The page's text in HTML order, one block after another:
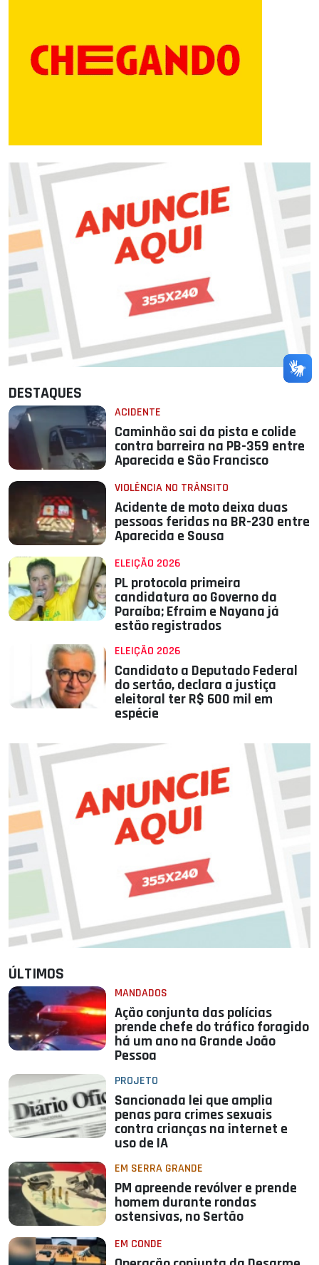
DESTAQUES
ACIDENTE
Caminhão sai da pista e colide
contra barreira na PB-359 entre
Aparecida e São Francisco
VIOLÊNCIA NO TRÂNSITO
Acidente de moto deixa duas
pessoas feridas na BR-230 entre
Aparecida e Sousa
ELEIÇÃO 2026
PL protocola primeira
candidatura ao Governo da
Paraíba; Efraim e Nayana já
estão registrados
ELEIÇÃO 2026
Candidato a Deputado Federal
do sertão, declara a justiça
eleitoral ter R$ 600 mil em
espécie
ÚLTIMOS
MANDADOS
Ação conjunta das polícias
prende chefe do tráfico foragido
há um ano na Grande João
Pessoa
PROJETO
Sancionada lei que amplia
penas para crimes sexuais
contra crianças na internet e
uso de IA
EM SERRA GRANDE
PM apreende revólver e prende
homem durante rondas
ostensivas, no Sertão
EM CONDE